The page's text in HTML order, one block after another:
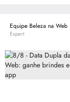
Equipe Beleza na Web
Expert